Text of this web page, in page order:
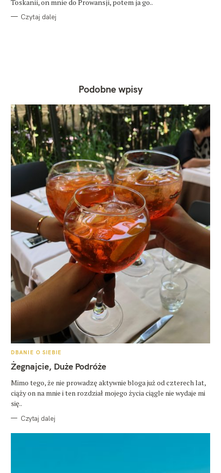
Toskanii, on mnie do Prowansji, potem ja go..
Czytaj dalej
Podobne wpisy
K
T
E
O
R
I
DBANIE O SIEBIE
Żegnajcie, Duże Podróże
Mimo tego, że nie prowadzę aktywnie bloga już od czterech lat,
ciąży on na mnie i ten rozdział mojego życia ciągle nie wydaje mi
się..
Czytaj dalej